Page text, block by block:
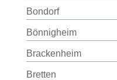
Bondorf
Bönnigheim
Brackenheim
Bretten